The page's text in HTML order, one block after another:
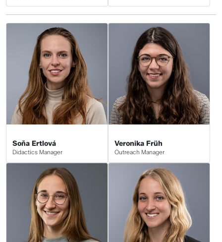
Soňa Ertlová
Didactics Manager
Veronika Früh
Outreach Manager